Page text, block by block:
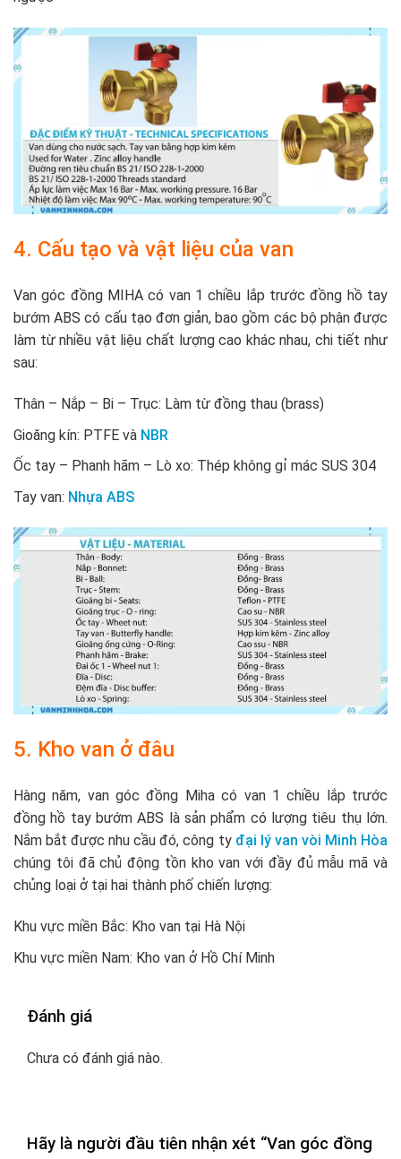
4. Cấu tạo và vật liệu của van
Van góc đồng MIHA có van 1 chiều lắp trước đồng hồ tay
bướm ABS có cấu tạo đơn giản, bao gồm các bộ phận được
làm từ nhiều vật liệu chất lượng cao khác nhau, chi tiết như
sau:
Thân – Nắp – Bi – Trục: Làm từ đồng thau (brass)
Gioăng kín: PTFE và NBR
Ốc tay – Phanh hãm – Lò xo: Thép không gỉ mác SUS 304
Tay van: Nhựa ABS
5. Kho van ở đâu
Hàng năm, van góc đồng Miha có van 1 chiều lắp trước
đồng hồ tay bướm ABS là sản phẩm có lượng tiêu thụ lớn.
Nắm bắt được nhu cầu đó, công ty đại lý van vòi Minh Hòa
chúng tôi đã chủ động tồn kho van với đầy đủ mẫu mã và
chủng loại ở tại hai thành phố chiến lượng:
Khu vực miền Bắc: Kho van tại Hà Nội
Khu vực miền Nam: Kho van ở Hồ Chí Minh
Đánh giá
Chưa có đánh giá nào.
Hãy là người đầu tiên nhận xét “Van góc đồng